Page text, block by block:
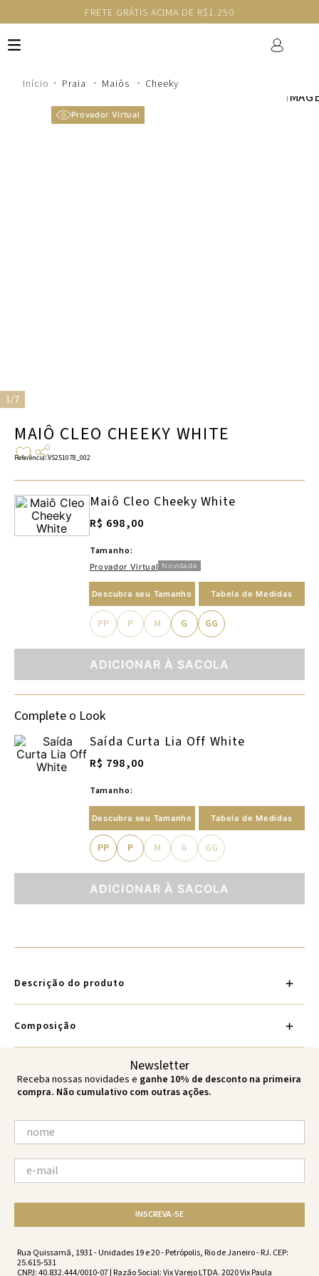
FRETE GRÁTIS ACIMA DE R$1.250
Praia Maiôs Cheeky
Provador Virtual
1/7
MAIÔ CLEO CHEEKY WHITE
Referência:VS251078_002
Maiô Cleo Cheeky White
R$ 698,00
Tamanho:
Provador Virtual Novidade
Descubra seu Tamanho Tabela de Medidas
PP P M G GG
ADICIONAR À SACOLA
Complete o Look
Saída Curta Lia Off White
R$ 798,00
Tamanho:
Descubra seu Tamanho Tabela de Medidas
PP P M G GG
ADICIONAR À SACOLA
Descrição do produto
Composição
Newsletter
Receba nossas novidades e ganhe 10% de desconto na primeira
compra. Não cumulativo com outras ações.
INSCREVA-SE
Rua Quissamã, 1931 - Unidades 19 e 20 - Petrópolis, Rio de Janeiro - RJ. CEP:
25.615-531
CNPJ: 40.832.444/0010-07 | Razão Social: Vix Varejo LTDA. 2020 Vix Paula